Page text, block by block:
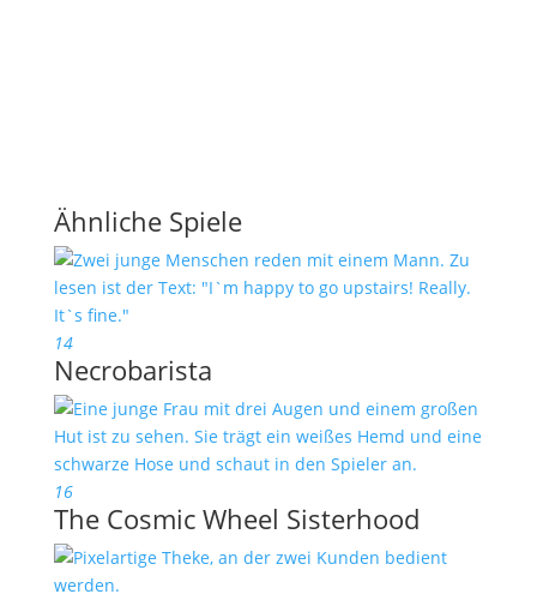
Ähnliche Spiele
14
Necrobarista
16
The Cosmic Wheel Sisterhood